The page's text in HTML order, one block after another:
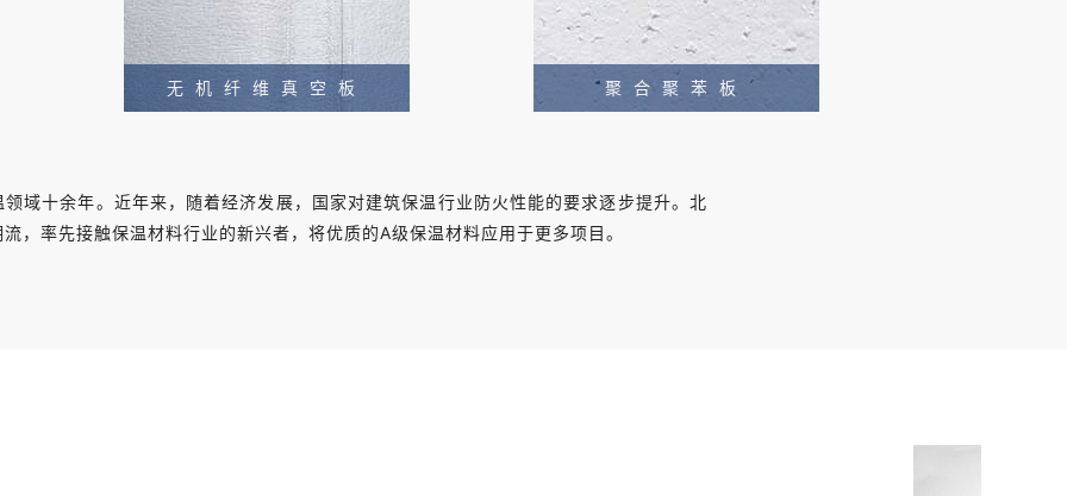
无机纤维真空板
无机纤维真空板是近年新兴
的建筑隔热材料，具有隔热
聚合聚苯板
2017年逐步开始广泛应用
域十余年。近年来，随着经济发展，国家对建筑保温行业防火性能的要求逐步提升。北
，率先接触保温材料行业的新兴者，将优质的A级保温材料应用于更多项目。